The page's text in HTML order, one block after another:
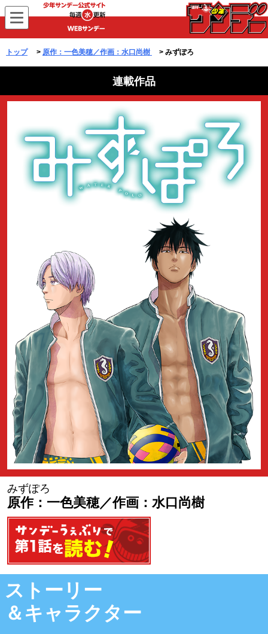
WEBサンデー
トップ> 原作：一色美穂／作画：水口尚樹 > みずぽろ
連載作品
みずぽろ
原作：一色美穂／作画：水口尚樹
第1話を読む
ストーリー
＆キャラクター